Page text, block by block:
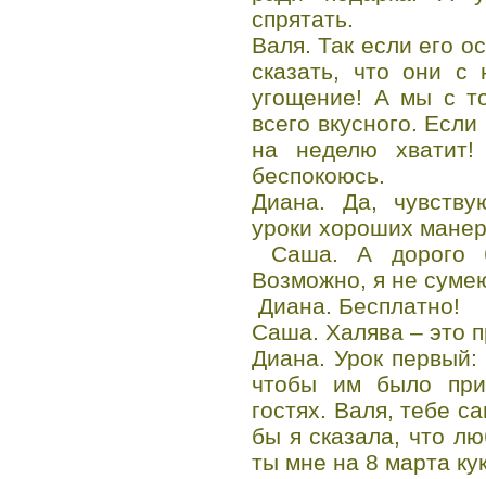
спрятать.
Валя. Так если его
сказать, что они
угощение! А мы с
всего вкусного.
на неделю
беспокоюсь.
Диана. Да,
уроки хороших
Саша. А дорого
Возможно, я не
Диана. Бесплатно!
Саша. Халява – это
Диана. Урок первый:
чтобы им было
гостях. Валя, тебе
бы я сказала, что
ты мне на 8 марта